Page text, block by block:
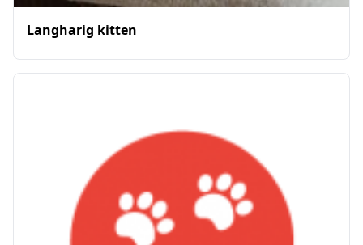
Langharig kitten